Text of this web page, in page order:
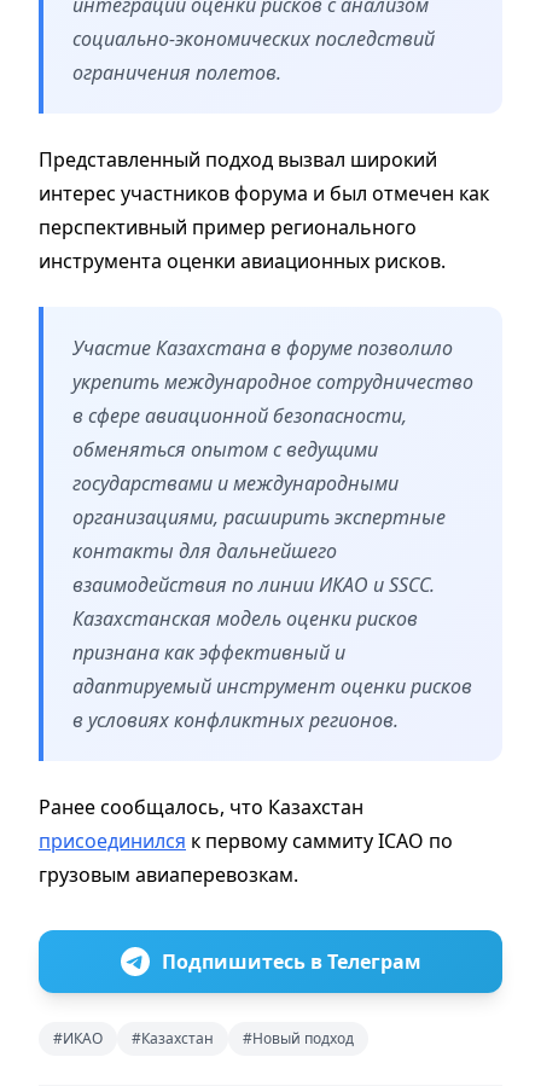
социально-экономических последствий
ограничения полетов.
Представленный подход вызвал широкий
интерес участников форума и был отмечен как
перспективный пример регионального
инструмента оценки авиационных рисков.
Участие Казахстана в форуме позволило
укрепить международное сотрудничество
в сфере авиационной безопасности,
обменяться опытом с ведущими
государствами и международными
организациями, расширить экспертные
контакты для дальнейшего
взаимодействия по линии ИКАО и SSCC.
Казахстанская модель оценки рисков
признана как эффективный и
адаптируемый инструмент оценки рисков
в условиях конфликтных регионов.
Ранее сообщалось, что Казахстан
присоединился к первому саммиту ICAO по
грузовым авиаперевозкам.
Подпишитесь в Телеграм
#ИКАО #Казахстан #Новый подход